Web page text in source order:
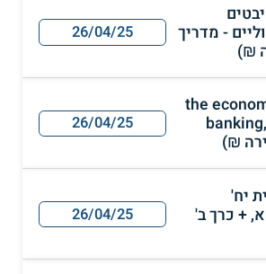
- מדריך
₪)
26/04/25
the
26/04/25
יח'
כרך א, + כרך ב'
26/04/25